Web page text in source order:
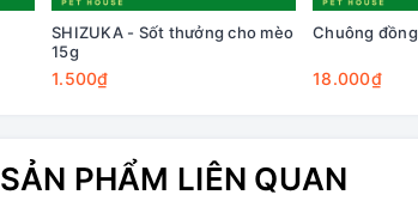
SHIZUKA - Sốt thưởng cho mèo
15g
1.500₫
Chuông đồng
18.000₫
SẢN PHẨM LIÊN QUAN